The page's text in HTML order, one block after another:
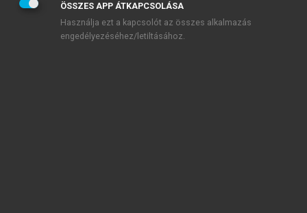
ÖSSZES APP ÁTKAPCSOLÁSA
Használja ezt a kapcsolót az összes alkalmazás
engedélyezéséhez/letiltásához.